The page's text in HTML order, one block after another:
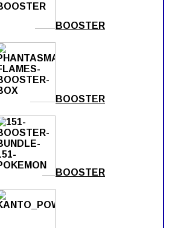
BOOSTER
BOOSTER
BOOSTER